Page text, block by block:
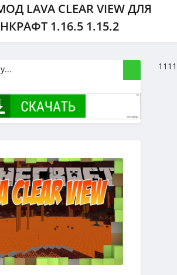
LAVA CLEAR VIEW ДЛЯ
1.16.5 1.15.2
1111